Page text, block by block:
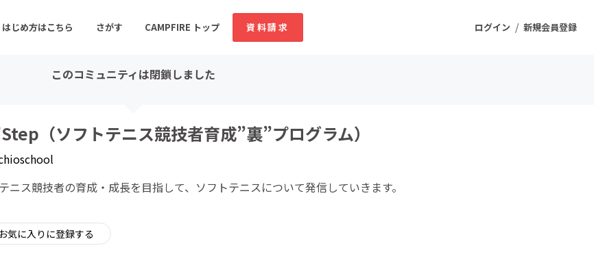
ログイン / 新規会員登録
はじめ方はこちら さがす CAMPFIRE トップ 資料請求
ミュニティ
音楽
ゲーム・サービス開発 フード・飲食店
ファッション
書籍・雑誌出版
このコミュニティは閉鎖しました
（ソフトテニス競技者育成”裏”プログラム）
ニス競技者の育成・成長を目指して、ソフトテニスについて発信していきます。
お気に入りに登録する